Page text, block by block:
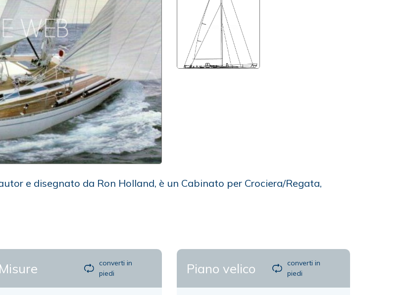
e disegnato da Ron Holland, è un Cabinato per Crociera/Regata,
Misure
converti in
piedi
Piano velico
converti in
piedi